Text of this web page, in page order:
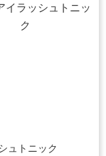
ュトニック